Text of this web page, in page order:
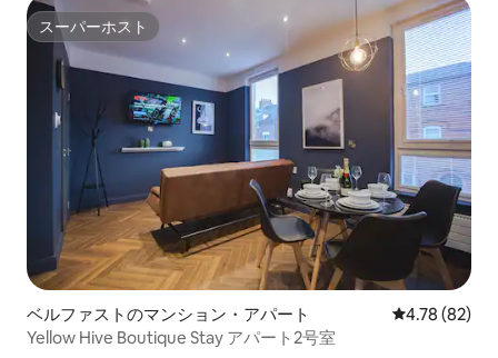
スーパーホスト
スーパーホスト
ベルファストのマンション・アパート レビュー82
4.78 (82)
Yellow Hive Boutique Stay アパート2号室